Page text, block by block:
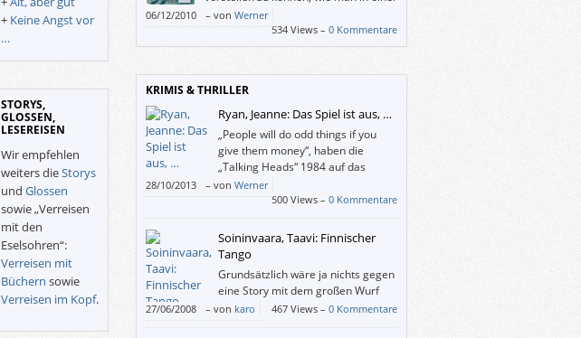
+ Keine Angst vor
…
STORYS,
GLOSSEN,
LESEREISEN
Wir empfehlen
weiters dieStorys
und Glossen
sowie „Verreisen
mit den
Eselsohren“:
Verreisen mit
Büchern sowie
Verreisen im Kopf.
Diktatur (über)lebt.
06/12/2010 – von Werner
534 Views – 0 Kommentare
KRIMIS & THRILLER
Ryan, Jeanne: Das Spiel ist aus, …
„People will do odd things if you
give them money“, haben die
„Talking Heads“ 1984 auf das
Cover ihres „Stop Making Sense“-
Albums geschrieben, und das beschreibt dieses
Buch ganz gut. Zum einen machen darin
Teenager für Geld haarsträubende Dinge, zum
anderen ergibt die Story nach und nach immer
weniger Sinn.
28/10/2013 – von Werner
500 Views – 0 Kommentare
Soininvaara, Taavi: Finnischer
Tango
Grundsätzlich wäre ja nichts gegen
eine Story mit dem großen Wurf
einer weltumspannenden
Superschurkenorganisation zu sagen.
27/06/2008 – von karo 467 Views – 0 Kommentare